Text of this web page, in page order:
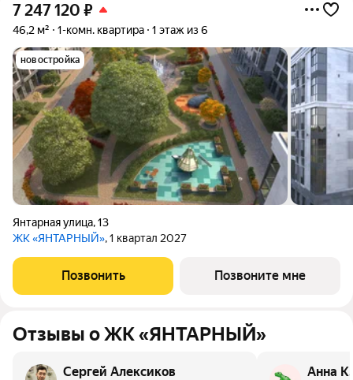
7 247 120 ₽
46,2 м² 1-комн. квартира 1 этаж из 6
новостройка
Янтарная улица,13
ЖК «ЯНТАРНЫЙ», 1 квартал 2027
Позвонить Позвоните мне
Отзывы о ЖК «ЯНТАРНЫЙ»
Сергей Алексиков Анна К.